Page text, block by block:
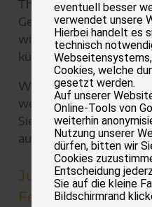
Thema kundtun wollen.
Gestaltung der
wie ein qualitativer,
kümmern uns um
Wenn Sie Interesse an
weitere Informationen
Sie gernehierKontakt
auf Ihre Anfrage!
Festschriften
eventuell besser
verwendet unsere
Hierbei handelt es
technisch
Cookies, welche
gesetzt werden.
Auf unserer
Online-Tools von
weiterhin
Nutzung unserer
dürfen, bitten wir
Cookies
Entscheidung
Sie auf die kleine
Bildschirmrand